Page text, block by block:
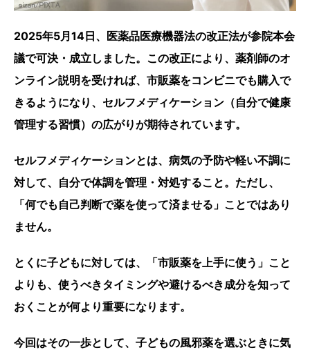
2025年5月14日、医薬品医療機器法の改正法が参院本会
議で可決・成立しました。この改正により、薬剤師のオ
ンライン説明を受ければ、市販薬をコンビニでも購入で
きるようになり、セルフメディケーション（自分で健康
管理する習慣）の広がりが期待されています。
セルフメディケーションとは、病気の予防や軽い不調に
対して、自分で体調を管理・対処すること。ただし、
「何でも自己判断で薬を使って済ませる」ことではあり
ません。
とくに子どもに対しては、「市販薬を上手に使う」こと
よりも、使うべきタイミングや避けるべき成分を知って
おくことが何より重要になります。
今回はその一歩として、子どもの風邪薬を選ぶときに気